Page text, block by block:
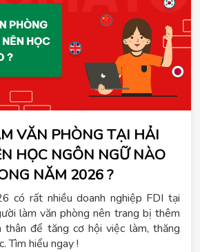
VĂN PHÒNG TẠI HẢI
HỌC NGÔN NGỮ NÀO
NĂM 2026 ?
có rất nhiều doanh nghiệp FDI tại
làm văn phòng nên trang bị thêm
thân để tăng cơ hội việc làm, thăng
Tìm hiểu ngay !